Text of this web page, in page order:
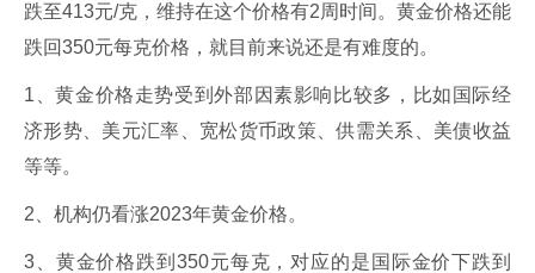
跌至413元/克，维持在这个价格有2周时间。黄金价格还能
跌回350元每克价格，就目前来说还是有难度的。
1、黄金价格走势受到外部因素影响比较多，比如国际经
济形势、美元汇率、宽松货币政策、供需关系、美债收益
等等。
2、机构仍看涨2023年黄金价格。
3、黄金价格跌到350元每克，对应的是国际金价下跌到